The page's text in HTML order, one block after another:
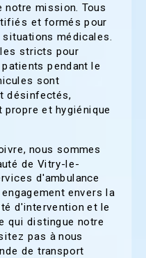
mission. Tous
et formés pour
médicales.
stricts pour
pendant le
sont
désinfectés,
propre et hygiénique
nous sommes
de Vitry-le-
d'ambulance
envers la
d'intervention et le
qui distingue notre
pas à nous
de transport